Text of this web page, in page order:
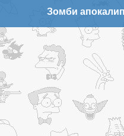
Зомби